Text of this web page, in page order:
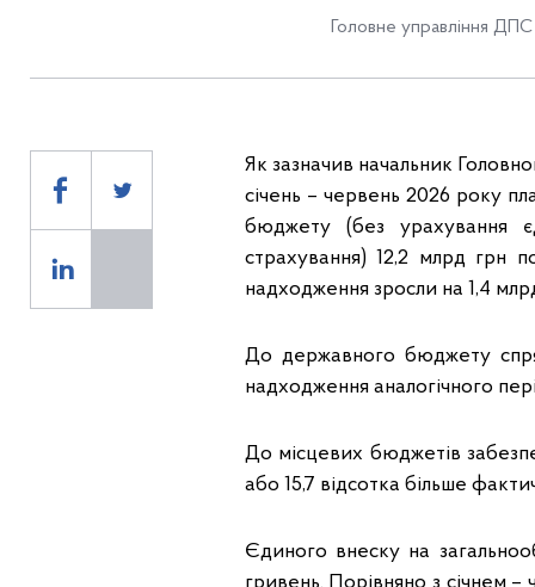
Головне управління ДПС
Як зазначив начальник
січень – червень 2026 року
бюджету (без урахування
страхування) 12,2 млрд грн
надходження зросли на 1,4
До державного бюджету
надходження аналогічного
До місцевих бюджетів
або 15,7 відсотка більше
Єдиного внеску на
гривень. Порівняно з січнем